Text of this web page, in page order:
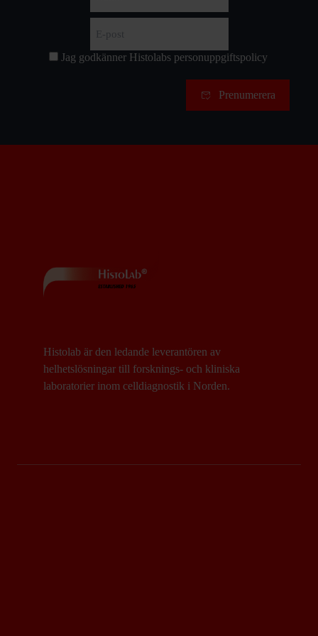
post
Samtycke
Jag godkänner Histolabs personuppgiftspolicy
Prenumerera
Histolab är den ledande leverantören av
helhetslösningar till forsknings- och kliniska
laboratorier inom celldiagnostik i Norden.